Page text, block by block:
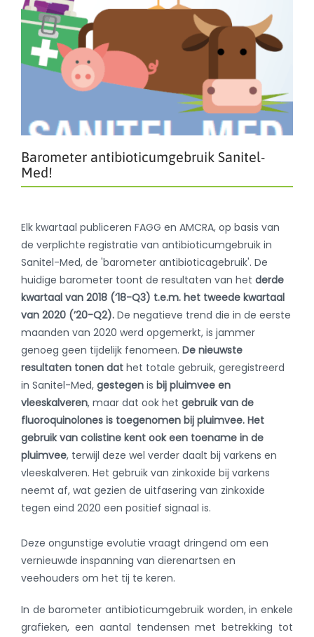
Barometer antibioticumgebruik Sanitel-
Med!
Elk kwartaal publiceren FAGG en AMCRA, op basis van
de verplichte registratie van antibioticumgebruik in
Sanitel-Med, de 'barometer antibioticagebruik'. De
huidige barometer toont de resultaten van het derde
kwartaal van 2018 (’18-Q3) t.e.m. het tweede kwartaal
van 2020 (’20-Q2). De negatieve trend die in de eerste
maanden van 2020 werd opgemerkt, is jammer
genoeg geen tijdelijk fenomeen. De nieuwste
resultaten tonen dat het totale gebruik, geregistreerd
in Sanitel-Med, gestegen is bij pluimvee en
vleeskalveren, maar dat ook het gebruik van de
fluoroquinolones is toegenomen bij pluimvee. Het
gebruik van colistine kent ook een toename in de
pluimvee, terwijl deze wel verder daalt bij varkens en
vleeskalveren. Het gebruik van zinkoxide bij varkens
neemt af, wat gezien de uitfasering van zinkoxide
tegen eind 2020 een positief signaal is.
Deze ongunstige evolutie vraagt dringend om een
vernieuwde inspanning van dierenartsen en
veehouders om het tij te keren.
In de barometer antibioticumgebruik worden, in enkele
grafieken, een aantal tendensen met betrekking tot